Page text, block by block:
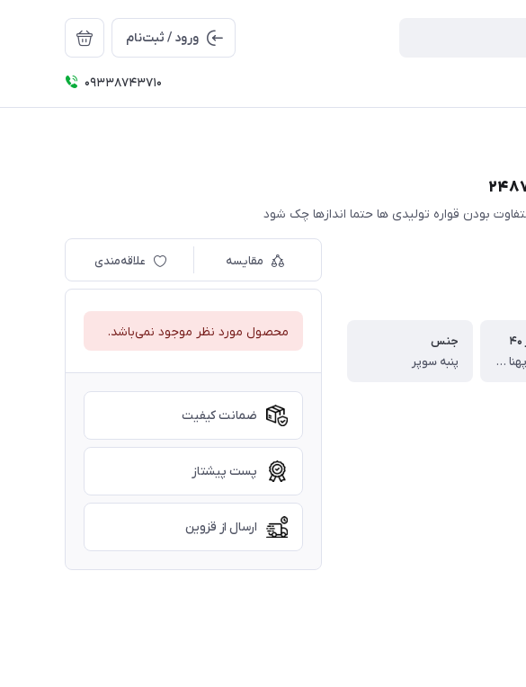
ورود / ثبت‌نام
09338743710
قد تیشرت ۴۱،پهنا از یک طرف ۳۴،قد شلوارک ۳۸
جنس
پنبه سوپر
مقایسه علاقه‌مندی
محصول مورد نظر موجود نمی‌باشد.
ضمانت کیفیت
پست پیشتاز
ارسال از قزوین